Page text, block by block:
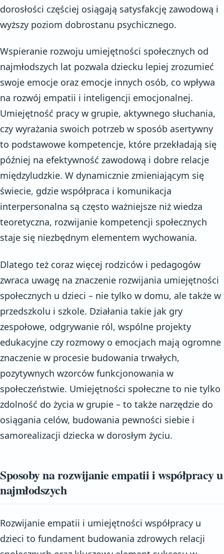
dorosłości częściej osiągają satysfakcję zawodową i
wyższy poziom dobrostanu psychicznego.
Wspieranie rozwoju umiejętności społecznych od
najmłodszych lat pozwala dziecku lepiej zrozumieć
swoje emocje oraz emocje innych osób, co wpływa
na rozwój empatii i inteligencji emocjonalnej.
Umiejętność pracy w grupie, aktywnego słuchania,
czy wyrażania swoich potrzeb w sposób asertywny
to podstawowe kompetencje, które przekładają się
później na efektywność zawodową i dobre relacje
międzyludzkie. W dynamicznie zmieniającym się
świecie, gdzie współpraca i komunikacja
interpersonalna są często ważniejsze niż wiedza
teoretyczna, rozwijanie kompetencji społecznych
staje się niezbędnym elementem wychowania.
Dlatego też coraz więcej rodziców i pedagogów
zwraca uwagę na znaczenie rozwijania umiejętności
społecznych u dzieci – nie tylko w domu, ale także w
przedszkolu i szkole. Działania takie jak gry
zespołowe, odgrywanie ról, wspólne projekty
edukacyjne czy rozmowy o emocjach mają ogromne
znaczenie w procesie budowania trwałych,
pozytywnych wzorców funkcjonowania w
społeczeństwie. Umiejętności społeczne to nie tylko
zdolność do życia w grupie – to także narzędzie do
osiągania celów, budowania pewności siebie i
samorealizacji dziecka w dorosłym życiu.
Sposoby na rozwijanie empatii i współpracy u
najmłodszych
Rozwijanie empatii i umiejętności współpracy u
dzieci to fundament budowania zdrowych relacji